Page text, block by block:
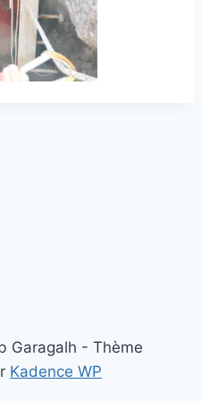
Garagalh - Thème
Kadence WP